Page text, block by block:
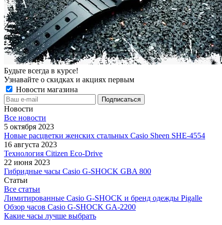
Будьте всегда в курсе!
Узнавайте о скидках и акциях первым
Новости магазина
Новости
Все новости
5 октября 2023
Новые расцветки женских стальных Casio Sheen SHE-4554
16 августа 2023
Технология Citizen Eco-Drive
22 июня 2023
Гибридные часы Casio G-SHOCK GBA 800
Статьи
Все статьи
Лимитированные Casio G-SHOCK и бренд одежды Pigalle
Обзор часов Casio G-SHOCK GA-2200
Какие часы лучше выбрать